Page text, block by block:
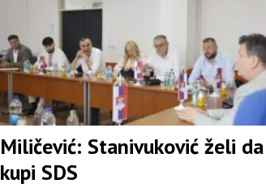
Miličević: Stanivuković želi da
kupi SDS